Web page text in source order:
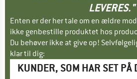
LEVERES."
Enten er der her tale om en ældre
ikke genbestille produktet hos
Du behøver ikke at give op!
klar til dig:
KUNDER, SOM HAR SET PÅ